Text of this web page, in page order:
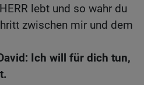
lebt und so wahr du
zwischen mir und dem
Ich will für dich tun,